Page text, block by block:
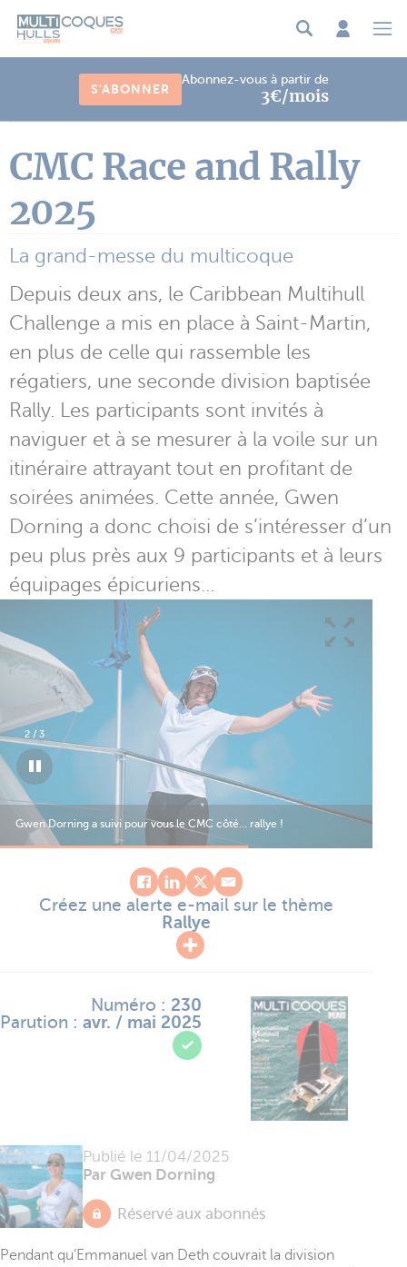
S'ABONNER
Abonnez-vous à partir de
3€/mois
CMC Race and Rally
2025
La grand-messe du multicoque
Depuis deux ans, le Caribbean Multihull
Challenge a mis en place à Saint-Martin,
en plus de celle qui rassemble les
régatiers, une seconde division baptisée
Rally. Les participants sont invités à
naviguer et à se mesurer à la voile sur un
itinéraire attrayant tout en profitant de
soirées animées. Cette année, Gwen
Dorning a donc choisi de s’intéresser d’un
peu plus près aux 9 participants et à leurs
équipages épicuriens…
Le Corsair 37 Honey Badger était le seul trimaran inscrit dans la
division Rally. Devant ses trois étraves, le Leopard 50 La Novia,
ancien habitué de la division Race.
Créez une alerte e-mail sur le thème
Rallye
Publié le 11/04/2025
Par Gwen Dorning
Réservé aux abonnés
Numéro : 230
Parution : avr. / mai 2025
Pendant qu’Emmanuel van Deth couvrait la division